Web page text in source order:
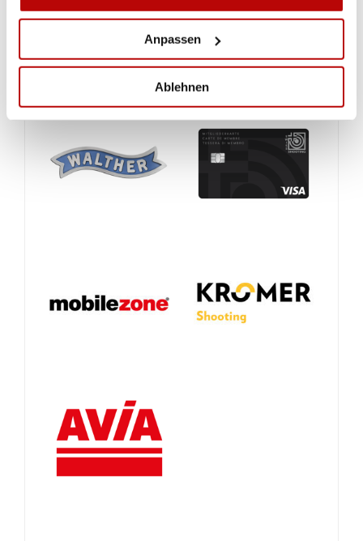
Anpassen
Ablehnen